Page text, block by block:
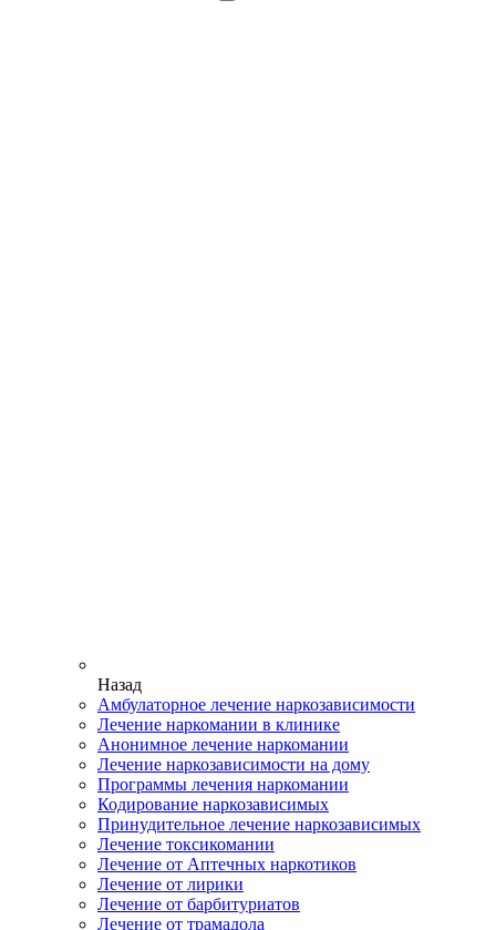
Назад
Амбулаторное лечение наркозависимости
Лечение наркомании в клинике
Анонимное лечение наркомании
Лечение наркозависимости на дому
Программы лечения наркомании
Кодирование наркозависимых
Принудительное лечение наркозависимых
Лечение токсикомании
Лечение от Аптечных наркотиков
Лечение от лирики
Лечение от барбитуриатов
Лечение от трамадола